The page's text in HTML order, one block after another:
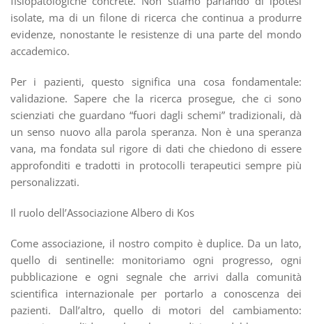
isolate, ma di un filone di ricerca che continua a produrre
evidenze, nonostante le resistenze di una parte del mondo
accademico.
Per i pazienti, questo significa una cosa fondamentale:
validazione. Sapere che la ricerca prosegue, che ci sono
scienziati che guardano “fuori dagli schemi” tradizionali, dà
un senso nuovo alla parola speranza. Non è una speranza
vana, ma fondata sul rigore di dati che chiedono di essere
approfonditi e tradotti in protocolli terapeutici sempre più
personalizzati.
Il ruolo dell’Associazione Albero di Kos
Come associazione, il nostro compito è duplice. Da un lato,
quello di sentinelle: monitoriamo ogni progresso, ogni
pubblicazione e ogni segnale che arrivi dalla comunità
scientifica internazionale per portarlo a conoscenza dei
pazienti. Dall’altro, quello di motori del cambiamento: